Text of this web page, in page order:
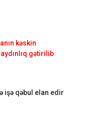
kəskin
gətirilib
işə qəbul elan edir